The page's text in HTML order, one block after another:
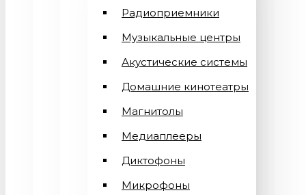
Радиоприемники
Музыкальные центры
Акустические системы
Домашние кинотеатры
Магнитолы
Медиаплееры
Диктофоны
Микрофоны